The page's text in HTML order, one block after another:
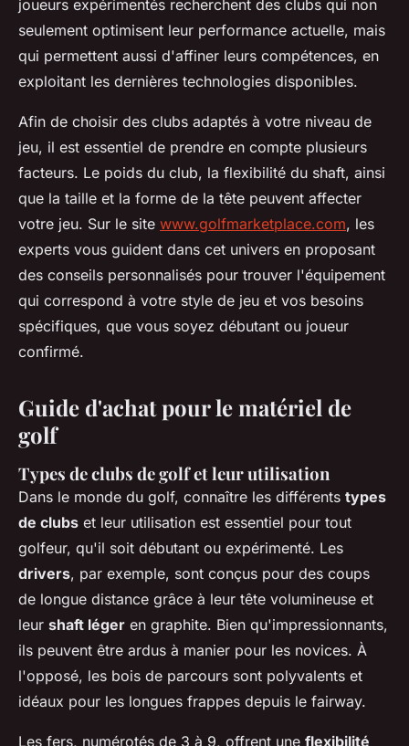
joueurs expérimentés recherchent des clubs qui non
seulement optimisent leur performance actuelle, mais
qui permettent aussi d'affiner leurs compétences, en
exploitant les dernières technologies disponibles.
Afin de choisir des clubs adaptés à votre niveau de
jeu, il est essentiel de prendre en compte plusieurs
facteurs. Le poids du club, la flexibilité du shaft, ainsi
que la taille et la forme de la tête peuvent affecter
votre jeu. Sur le site www.golfmarketplace.com, les
experts vous guident dans cet univers en proposant
des conseils personnalisés pour trouver l'équipement
qui correspond à votre style de jeu et vos besoins
spécifiques, que vous soyez débutant ou joueur
confirmé.
Guide d'achat pour le matériel de
golf
Types de clubs de golf et leur utilisation
Dans le monde du golf, connaître les différents types
de clubs et leur utilisation est essentiel pour tout
golfeur, qu'il soit débutant ou expérimenté. Les
drivers, par exemple, sont conçus pour des coups
de longue distance grâce à leur tête volumineuse et
leur shaft léger en graphite. Bien qu'impressionnants,
ils peuvent être ardus à manier pour les novices. À
l'opposé, les bois de parcours sont polyvalents et
idéaux pour les longues frappes depuis le fairway.
Les fers, numérotés de 3 à 9, offrent une flexibilité